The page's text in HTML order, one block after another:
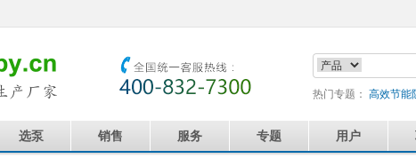
热门专题： 高效节能
选泵 销售 服务 专题 用户